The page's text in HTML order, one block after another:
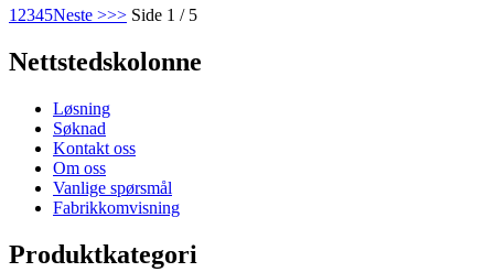
1 2345Neste >>> Side 1 / 5
Nettstedskolonne
Løsning
Søknad
Kontakt oss
Om oss
Vanlige spørsmål
Fabrikkomvisning
Produktkategori